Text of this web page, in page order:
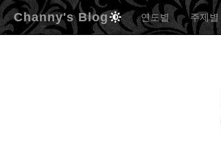
Channy's Blog 연도별 주제별